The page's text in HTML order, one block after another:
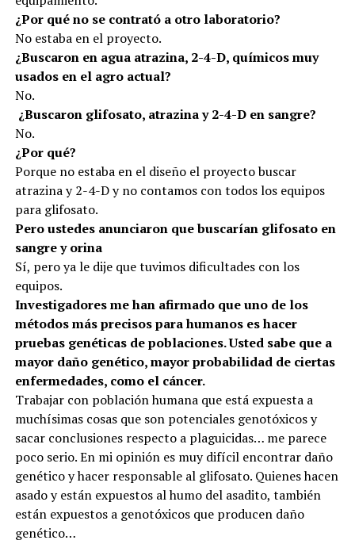
¿Por qué no se contrató a otro laboratorio?
No estaba en el proyecto.
¿Buscaron en agua atrazina, 2-4-D, químicos muy
usados en el agro actual?
No.
¿Buscaron glifosato, atrazina y 2-4-D en sangre?
No.
¿Por qué?
Porque no estaba en el diseño el proyecto buscar
atrazina y 2-4-D y no contamos con todos los equipos
para glifosato.
Pero ustedes anunciaron que buscarían glifosato en
sangre y orina
Sí, pero ya le dije que tuvimos dificultades con los
equipos.
Investigadores me han afirmado que uno de los
métodos más precisos para humanos es hacer
pruebas genéticas de poblaciones. Usted sabe que a
mayor daño genético, mayor probabilidad de ciertas
enfermedades, como el cáncer.
Trabajar con población humana que está expuesta a
muchísimas cosas que son potenciales genotóxicos y
sacar conclusiones respecto a plaguicidas… me parece
poco serio. En mi opinión es muy difícil encontrar daño
genético y hacer responsable al glifosato. Quienes hacen
asado y están expuestos al humo del asadito, también
están expuestos a genotóxicos que producen daño
genético…